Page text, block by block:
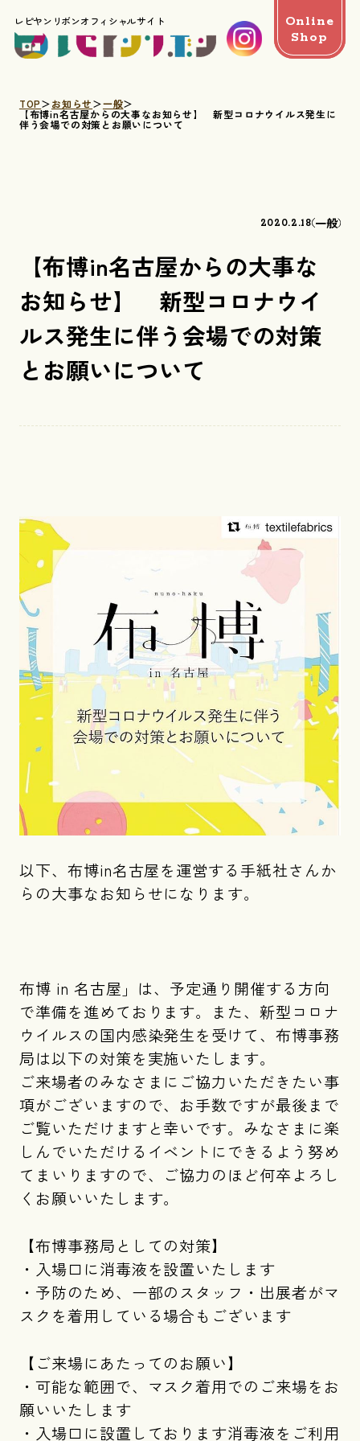
レピヤンリボンオフィシャルサイト
Online
Shop
TOP お知らせ 一般
【布博in名古屋からの大事なお知らせ】 新型コロナウイルス発生に
伴う会場での対策とお願いについて
2020.2.18 一般
【布博in名古屋からの大事な
お知らせ】 新型コロナウイ
ルス発生に伴う会場での対策
とお願いについて
以下、布博in名古屋を運営する手紙社さんか
らの大事なお知らせになります。
布博 in 名古屋」は、予定通り開催する方向
で準備を進めております。また、新型コロナ
ウイルスの国内感染発生を受けて、布博事務
局は以下の対策を実施いたします。
ご来場者のみなさまにご協力いただきたい事
項がございますので、お手数ですが最後まで
ご覧いただけますと幸いです。みなさまに楽
しんでいただけるイベントにできるよう努め
てまいりますので、ご協力のほど何卒よろし
くお願いいたします。
【布博事務局としての対策】
・入場口に消毒液を設置いたします
・予防のため、一部のスタッフ・出展者がマ
スクを着用している場合もございます
【ご来場にあたってのお願い】
・可能な範囲で、マスク着用でのご来場をお
願いいたします
・入場口に設置しております消毒液をご利用